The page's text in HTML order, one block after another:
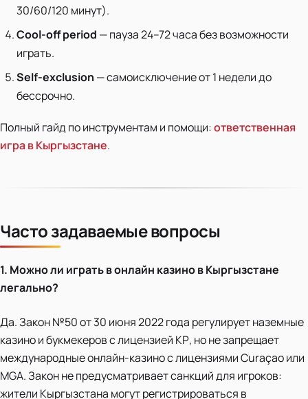
30/60/120 минут).
Cool-off period — пауза 24–72 часа без возможности
играть.
Self-exclusion — самоисключение от 1 недели до
бессрочно.
Полный гайд по инструментам и помощи:ответственная
игра в Кыргызстане.
Часто задаваемые вопросы
1. Можно ли играть в онлайн казино в Кыргызстане
легально?
Да. Закон №50 от 30 июня 2022 года регулирует наземные
казино и букмекеров с лицензией КР, но не запрещает
международные онлайн-казино с лицензиями Curaçao или
MGA. Закон не предусматривает санкций для игроков:
жители Кыргызстана могут регистрироваться в